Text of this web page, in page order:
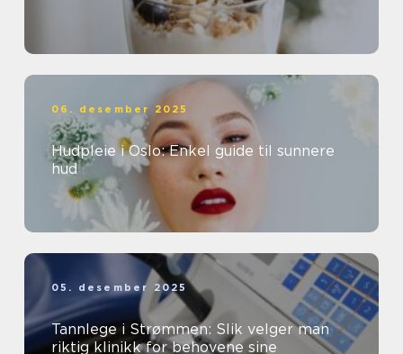
06. desember 2025
Hudpleie i Oslo: Enkel guide til sunnere
hud
05. desember 2025
Tannlege i Strømmen: Slik velger man
riktig klinikk for behovene sine